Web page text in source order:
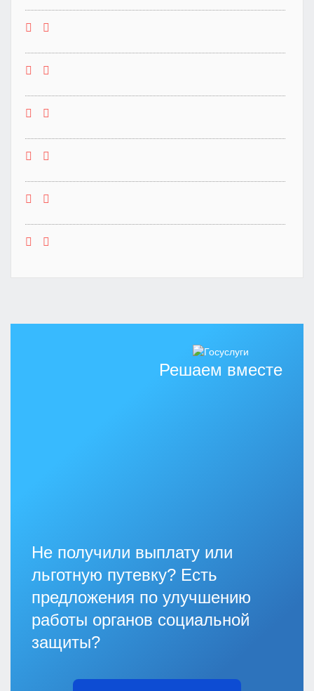
Решаем вместе
Не получили выплату или
льготную путевку? Есть
предложения по улучшению
работы органов социальной
защиты?